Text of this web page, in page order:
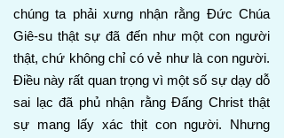
chúng ta phải xưng nhận rằng Đức Chúa
Giê-su thật sự đã đến như một con người
thật, chứ không chỉ có vẻ như là con người.
Điều này rất quan trọng vì một số sự dạy dỗ
sai lạc đã phủ nhận rằng Đấng Christ thật
sự mang lấy xác thịt con người. Nhưng